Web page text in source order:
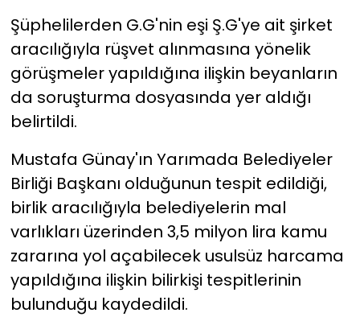
Şüphelilerden G.G'nin eşi Ş.G'ye ait şirket
aracılığıyla rüşvet alınmasına yönelik
görüşmeler yapıldığına ilişkin beyanların
da soruşturma dosyasında yer aldığı
belirtildi.
Mustafa Günay'ın Yarımada Belediyeler
Birliği Başkanı olduğunun tespit edildiği,
birlik aracılığıyla belediyelerin mal
varlıkları üzerinden 3,5 milyon lira kamu
zararına yol açabilecek usulsüz harcama
yapıldığına ilişkin bilirkişi tespitlerinin
bulunduğu kaydedildi.